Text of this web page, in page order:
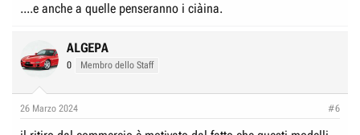
....e anche a quelle penseranno i ciàina.
ALGEPA
0 Membro dello Staff
26 Marzo 2024 #6